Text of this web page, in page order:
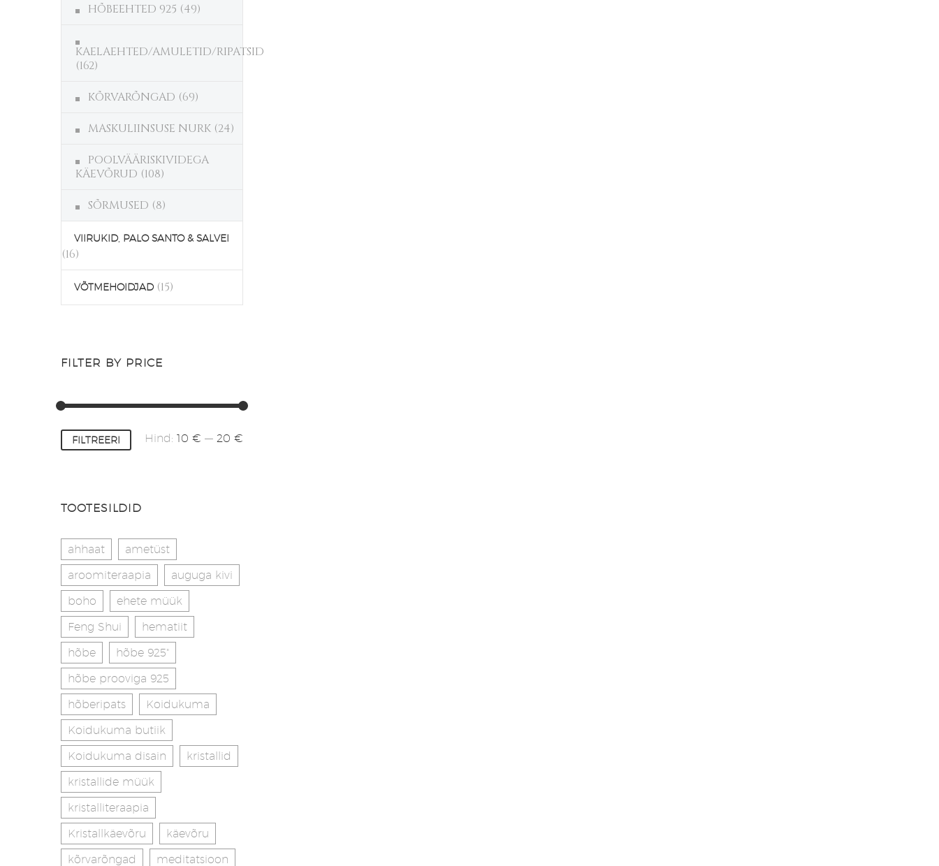
HÕBEEHTED 925 (49)
KAELAEHTED/AMULETID/RIPATSID
(162)
KÕRVARÕNGAD (69)
MASKULIINSUSE NURK (24)
POOLVÄÄRISKIVIDEGA
KÄEVÕRUD (108)
SÕRMUSED (8)
VIIRUKID, PALO SANTO & SALVEI
(16)
VÕTMEHOIDJAD (15)
FILTER BY PRICE
Minimaalne
hind
Maksimaalne
hind
FILTREERI Hind: 10 € — 20 €
TOOTESILDID
ahhaat
ametüst
aroomiteraapia
auguga kivi
boho
ehete müük
Feng Shui
hematiit
hõbe
hõbe 925"
hõbe prooviga 925
hõberipats
Koidukuma
Koidukuma butiik
Koidukuma disain
kristallid
kristallide müük
kristalliteraapia
Kristallkäevõru
käevõru
kõrvarõngad
meditatsioon